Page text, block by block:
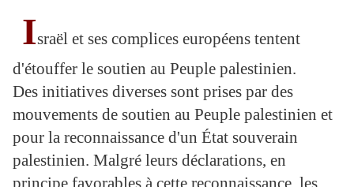
Israël et ses complices européens tentent
d'étouffer le soutien au Peuple palestinien.
Des initiatives diverses sont prises par des
mouvements de soutien au Peuple palestinien et
pour la reconnaissance d'un État souverain
palestinien. Malgré leurs déclarations, en
principe favorables à cette reconnaissance, les